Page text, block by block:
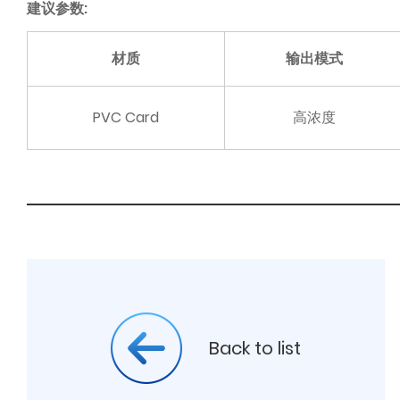
建议参数:
材质 输出模式
PVC Card 高浓度
Back to list